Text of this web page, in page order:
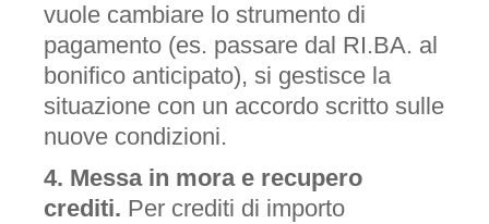
vuole cambiare lo strumento di
pagamento (es. passare dal RI.BA. al
bonifico anticipato), si gestisce la
situazione con un accordo scritto sulle
nuove condizioni.
4. Messa in mora e recupero
crediti. Per crediti di importo